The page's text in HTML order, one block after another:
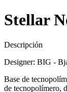
Stellar
Descripción
Designer: BIG -
Base de
de tecnopolímero,